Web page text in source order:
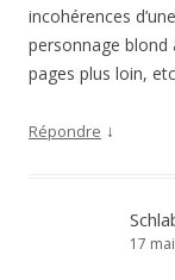
incohérences
personnage blond
pages plus loin,
Répondre ↓
17